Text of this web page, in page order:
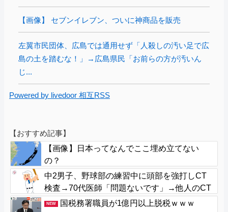
【画像】 セブンイレブン、ついに神商品を販売
左翼市民団体、広島では通用せず「人殺しの汚い足で広
島の土を踏むな！」→広島県民「お前らの方が汚いん
じ...
Powered by livedoor 相互RSS
【おすすめ記事】
【画像】日本ってなんでここ埋め立てない
の？
中2男子、野球部の練習中に頭部を強打しCT
検査→70代医師「問題ないです」→他人のCT
画像で中学生死亡
NEW 国税務署職員が1億円以上脱税ｗｗｗ